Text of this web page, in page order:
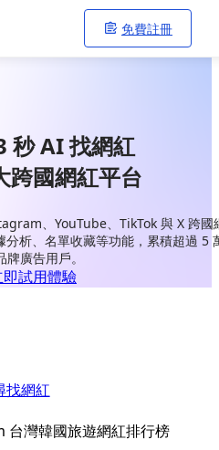
免費註冊
秒 AI 找網紅
跨國網紅平台
、YouTube、TikTok 與 X 跨國
析、名單收藏等功能，累積超過 5
牌廣告用戶。
即試用體驗
找網紅
灣韓國旅遊網紅排行榜